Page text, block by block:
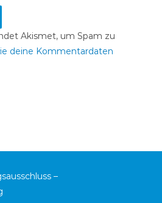
Akismet, um Spam zu
deine Kommentardaten
–